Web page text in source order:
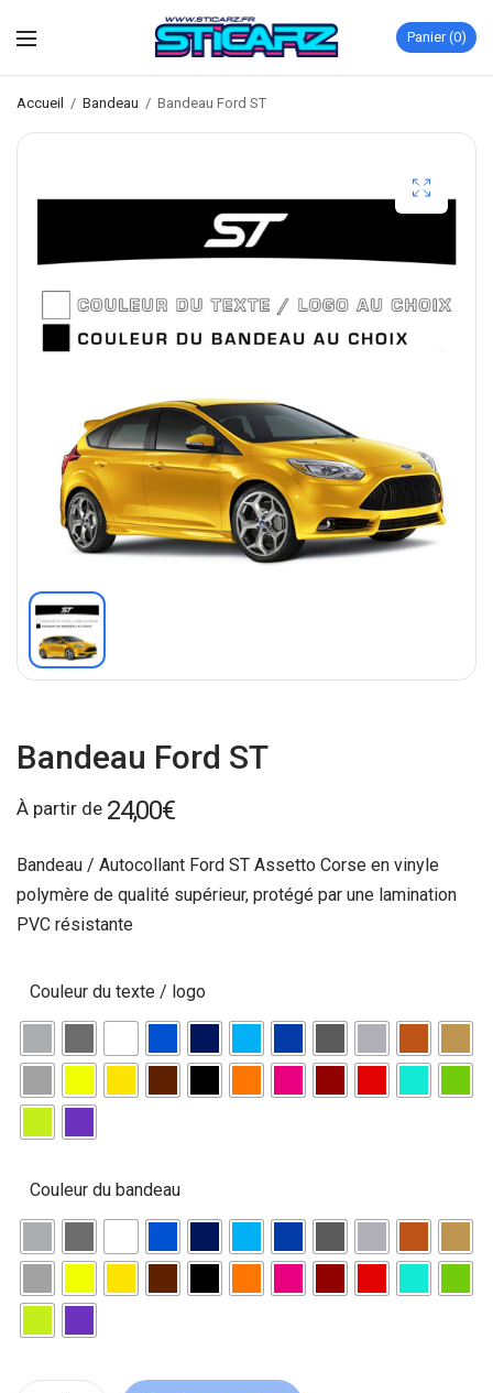
Panier 0
Accueil / Bandeau / Bandeau Ford ST
Bandeau Ford ST
À partir de 24,00€
Bandeau / Autocollant Ford ST Assetto Corse en vinyle
polymère de qualité supérieur, protégé par une lamination
PVC résistante
Couleur du texte / logo
Couleur du bandeau